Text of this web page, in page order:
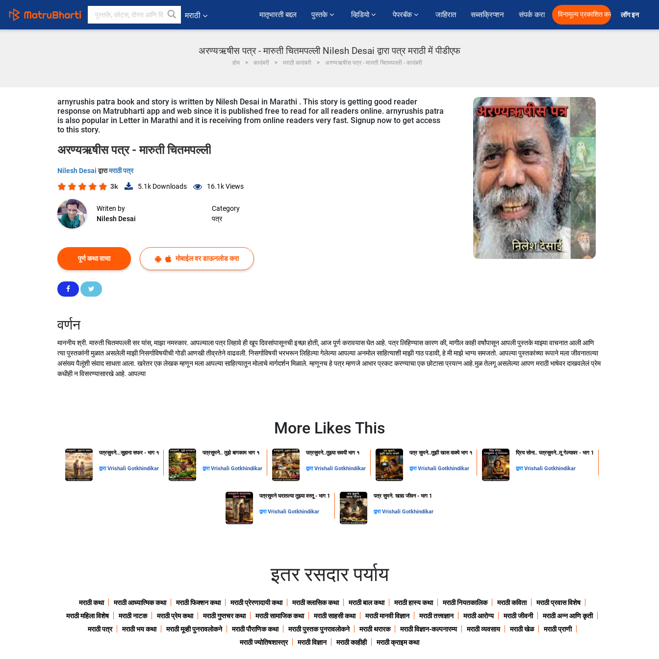
मराठी ﻿मातृभारती बद्दल पुस्तके व्हिडियो पेपरबॅक जाहिरात सब्सक्रिप्शन संपर्क करा विनामूल्य प्रकाशित करा लॉग इन
अरण्यऋषीस पत्र - मारुती चितमपल्ली Nilesh Desai द्वारा पत्र मराठी में पीडीएफ
होम कादंबरी मराठी कादंबरी अरण्यऋषीस पत्र - मारुती चितमपल्ली - कादंबरी
arnyrushis patra book and story is written by Nilesh Desai in Marathi . This story is getting good reader
response on Matrubharti app and web since it is published free to read for all readers online. arnyrushis patra
is also popular in Letter in Marathi and it is receiving from online readers very fast. Signup now to get access
to this story.
अरण्यऋषीस पत्र - मारुती चितमपल्ली
Nilesh Desaiद्वारामराठी पत्र
3k 5.1k Downloads 16.1kViews
Writen by
Nilesh Desai
Category
पत्र
पूर्ण कथा वाचा मोबाईल वर डाऊनलोड करा
वर्णन
माननीय श्री. मारुती चितमपल्ली सर यांस, माझा नमस्कार. आपल्याला पत्र लिहावे ही खूप दिवसांपासूनची इच्छा होती, आज पूर्ण करावयास घेत आहे. पत्र लिहिण्यास कारण की, मागील काही वर्षांपासून आपली पुस्तके माझ्या वाचनात आली आणि
त्या पुस्तकांनी मुळात असलेली माझी निसर्गाविषयीची गोडी आणखी तीव्रतेने वाढवली. निसर्गाविषयी भरभरून लिहिल्या गेलेल्या आपल्या अनमोल साहित्याशी माझी गाठ पडावी, हे मी माझे भाग्य समजतो. आपल्या पुस्तकांच्या रूपाने मला जीवनातल्या
असंख्य पैलूंशी संवाद साधता आला. खरेतर एक लेखक म्हणून मला आपल्या साहित्यातून मोलाचे मार्गदर्शन मिळाले. म्हणूनच हे पत्र म्हणजे आभार प्रकट करण्याचा एक छोटासा प्रयत्न आहे.मुळ तेलगू असलेल्या आपण मराठी भाषेवर दाखवलेलं प्रेम
कधीही न विसरण्यासारखे आहे. आपल्या
More Likes This
पत्रसुमने...सुहाना सफर - भाग १
द्वाराVrishali Gotkhindikar
पत्रसुमने.. तुझे बागकाम भाग १
द्वाराVrishali Gotkhindikar
पत्रसुमने..तुझ्या सवयी भाग १
द्वाराVrishali Gotkhindikar
पत्र सुमने..तुझी खास वाक्ये भाग १
द्वाराVrishali Gotkhindikar
प्रिय सोना.. पत्रसुमने..तू गेल्यावर - भाग 1
द्वाराVrishali Gotkhindikar
पत्रसुमने घरातल्या तुझ्या वस्तू - भाग 1
द्वाराVrishali Gotkhindikar
पत्र सुमने. खाद्य जीवन - भाग 1
द्वाराVrishali Gotkhindikar
इतर रसदार पर्याय
मराठी कथा मराठी आध्यात्मिक कथा मराठी फिक्शन कथा मराठी प्रेरणादायी कथा मराठी क्लासिक कथा मराठी बाल कथा मराठी हास्य कथा मराठी नियतकालिक मराठी कविता
मराठी प्रवास विशेष
मराठी महिला विशेष
मराठी नाटक मराठी प्रेम कथा मराठी गुप्तचर कथा मराठी सामाजिक कथा मराठी साहसी कथा मराठी मानवी विज्ञान मराठी तत्त्वज्ञान मराठी आरोग्य मराठी जीवनी
मराठी अन्न आणि कृती
मराठी पत्र
मराठी भय कथा मराठी मूव्ही पुनरावलोकने मराठी पौराणिक कथा मराठी पुस्तक पुनरावलोकने मराठी थरारक मराठी विज्ञान-कल्पनारम्य मराठी व्यवसाय मराठी खेळ
मराठी प्राणी
मराठी ज्योतिषशास्त्र
मराठी विज्ञान मराठी काहीही मराठी क्राइम कथा